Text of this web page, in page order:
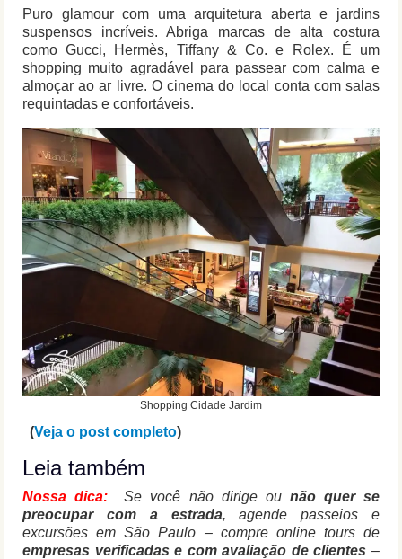
Puro glamour com uma arquitetura aberta e jardins
suspensos incríveis. Abriga marcas de alta costura
como Gucci, Hermès, Tiffany & Co. e Rolex. É um
shopping muito agradável para passear com calma e
almoçar ao ar livre. O cinema do local conta com salas
requintadas e confortáveis.
Shopping Cidade Jardim
(Veja o post completo)
Leia também
Nossa dica: Se você não dirige ou não quer se
preocupar com a estrada, agende passeios e
excursões em São Paulo – compre online tours de
empresas verificadas e com avaliação de clientes –